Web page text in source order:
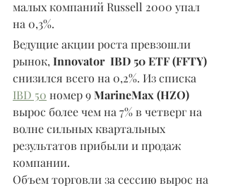
малых компаний Russell 2000 упал
на 0,3%.
Ведущие акции роста превзошли
рынок, Innovator  IBD 50 ETF (FFTY)
снизился всего на 0,2%. Из списка
IBD 50 номер 9 MarineMax (HZO)
вырос более чем на 7% в четверг на
волне сильных квартальных
результатов прибыли и продаж
компании.
Объем торговли за сессию вырос на